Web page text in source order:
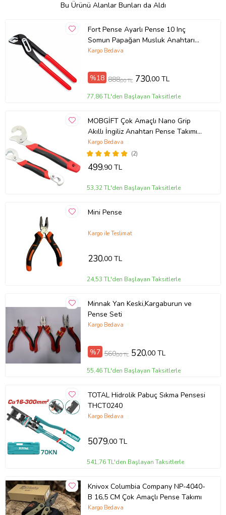
Bu Ürünü Alanlar Bunları da Aldı
Fort Pense Ayarlı Pense 10 Inç
Somun Papağan Musluk Anahtarı
Izoleli 250 Mm
Kargo Bedava
%18 888,00 TL 730,00 TL
77,86 TL'den Başlayan Taksitlerle
MOBGİFT Çok Amaçlı Nano Grip
Akıllı İngiliz Anahtarı Pense Takımı
Seti
(2)
Kargo Bedava
499,90 TL
53,32 TL'den Başlayan Taksitlerle
Mini Pense
Kargo ile Teslimat
230,00 TL
24,53 TL'den Başlayan Taksitlerle
Minnak Yan Keski,Kargaburun ve
Pense Seti
Kargo Bedava
%7 560,00 TL 520,00 TL
55,46 TL'den Başlayan Taksitlerle
TOTAL Hidrolik Pabuç Sıkma Pensesi
THCT0240
Kargo Bedava
5079,00 TL
541,76 TL'den Başlayan Taksitlerle
Knivox Columbia Company NP-4040-
B 16,5 CM Çok Amaçlı Pense Takımı
Kargo Bedava